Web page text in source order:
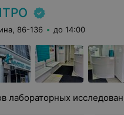
86-136 до 14:00
лабораторных